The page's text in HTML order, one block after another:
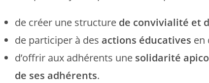
de créer une structure de convivialité et
de participer à des actions éducatives en
d’offrir aux adhérents une solidarité
de ses adhérents.